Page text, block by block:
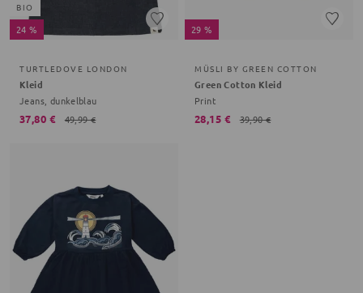
BIO
24 %
TURTLEDOVE LONDON
Kleid
Jeans, dunkelblau
37,80 € 49,99 €
29 %
MÜSLI BY GREEN COTTON
Green Cotton Kleid
Print
28,15 € 39,90 €